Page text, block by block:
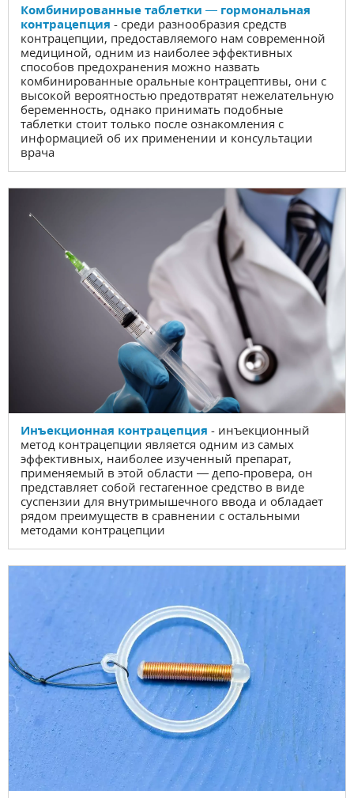
Комбинированные таблетки — гормональная
контрацепция - среди разнообразия средств
контрацепции, предоставляемого нам современной
медициной, одним из наиболее эффективных
способов предохранения можно назвать
комбинированные оральные контрацептивы, они с
высокой вероятностью предотвратят нежелательную
беременность, однако принимать подобные
таблетки стоит только после ознакомления с
информацией об их применении и консультации
врача
Инъекционная контрацепция - инъекционный
метод контрацепции является одним из самых
эффективных, наиболее изученный препарат,
применяемый в этой области — депо-провера, он
представляет собой гестагенное средство в виде
суспензии для внутримышечного ввода и обладает
рядом преимуществ в сравнении с остальными
методами контрацепции